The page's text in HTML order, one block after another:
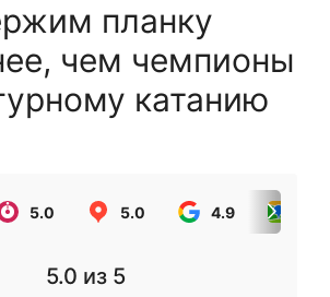
планку
чем чемпионы
катанию
5.0 5.0 4.9
5.0 из 5